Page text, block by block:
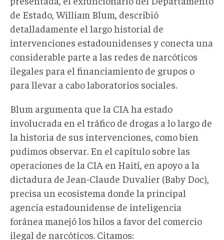
de Estado, William Blum, describió
detalladamente el largo historial de
intervenciones estadounidenses y conecta una
considerable parte a las redes de narcóticos
ilegales para el financiamiento de grupos o
para llevar a cabo laboratorios sociales.
Blum argumenta que la CIA ha estado
involucrada en el tráfico de drogas a lo largo de
la historia de sus intervenciones, como bien
pudimos observar. En el capítulo sobre las
operaciones de la CIA en Haití, en apoyo a la
dictadura de Jean-Claude Duvalier (Baby Doc),
precisa un ecosistema donde la principal
agencia estadounidense de inteligencia
foránea manejó los hilos a favor del comercio
ilegal de narcóticos. Citamos: